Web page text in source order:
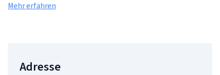
Mehr erfahren
Adresse